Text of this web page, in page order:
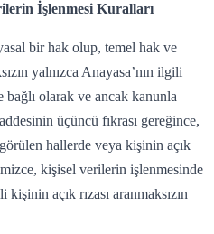
İşlenmesi Kuralları
bir hak olup, temel hak ve
yalnızca Anayasa’nın ilgili
olarak ve ancak kanunla
üçüncü fıkrası gereğince,
hallerde veya kişinin açık
kişisel verilerin işlenmesinde
açık rızası aranmaksızın